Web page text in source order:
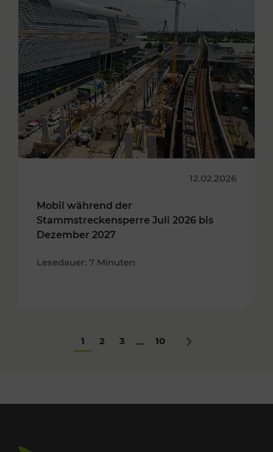
12.02.2026
Mobil während der
Stammstreckensperre Juli 2026 bis
Dezember 2027
Lesedauer: 7 Minuten
1 2 3 ... 10 Nächstes